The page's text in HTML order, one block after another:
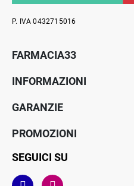
P. IVA 0432715016
FARMACIA33
INFORMAZIONI
GARANZIE
PROMOZIONI
SEGUICI SU